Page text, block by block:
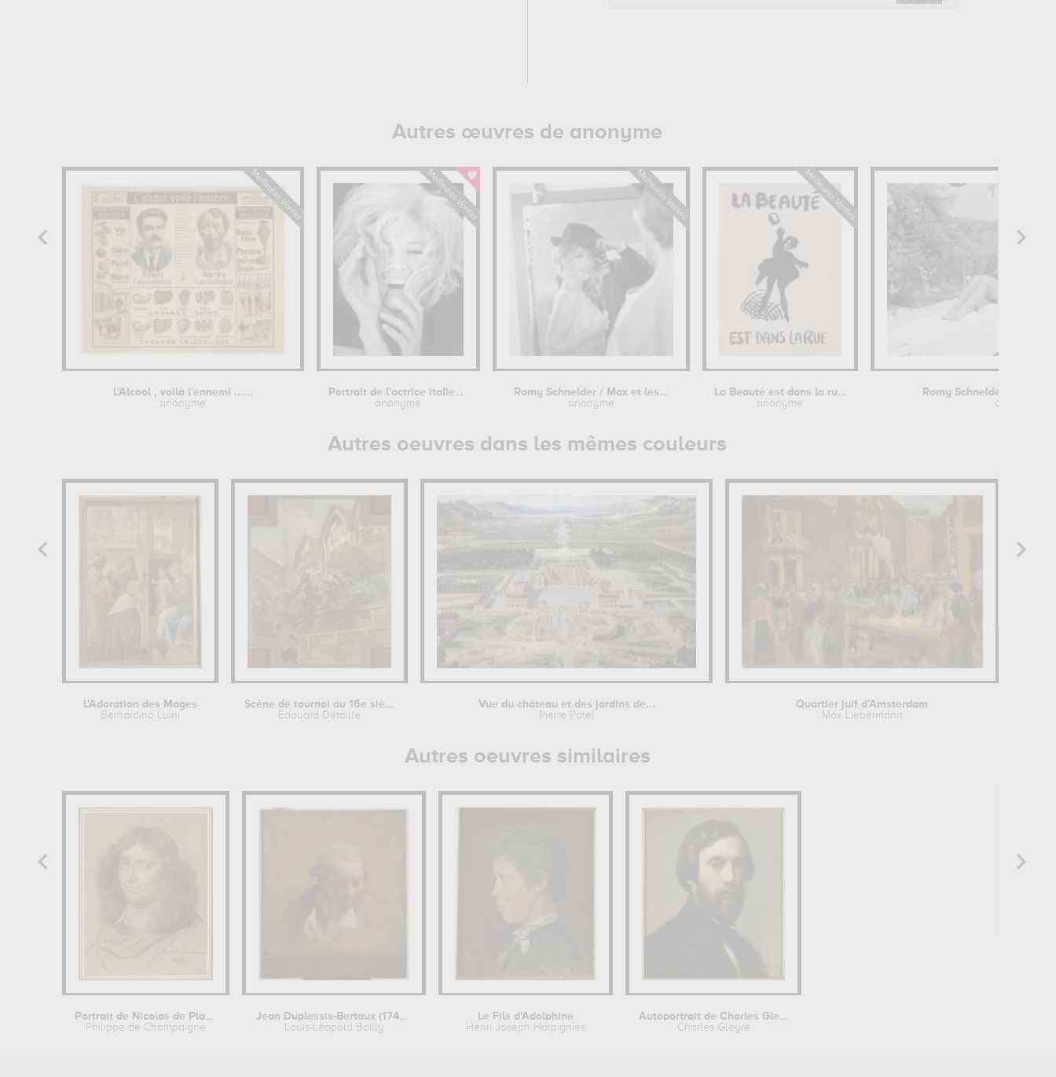
Autres œuvres de anonyme
L'Alcool , voilà l'ennemi ......
anonyme
Portrait de l'actrice italienne...
anonyme
Romy Schneider / Max et les...
anonyme
La Beauté est dans la rue - Mai 1968
anonyme
Romy Schneider et Alain
anonyme
Autres oeuvres dans les mêmes couleurs
L'Adoration des Mages
Bernardino Luini
Scène de tournoi au 16e siècle
Edouard Detaille
Vue du château et des jardins de...
Pierre Patel
Quartier juif d'Amsterdam
Max Liebermann
Autres oeuvres similaires
Portrait de Nicolas de Plattemontagne...
Philippe de Champaigne
Jean Duplessis-Bertaux (1747-1820),...
Louis-Léopold Boilly
Le Fils d'Adolphine
Henri Joseph Harpignies
Autoportrait de Charles Gleyre...
Charles Gleyre